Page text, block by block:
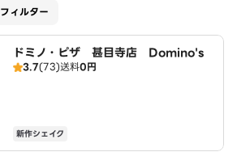
フィルター
ドミノ・ピザ 甚目寺店 Domino's
3.7(73)送料0円
新作シェイク